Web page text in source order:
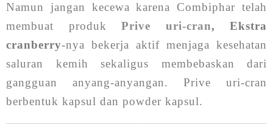
Namun jangan kecewa karena Combiphar telah
membuat produk Prive uri-cran,
Ekstra
cranberry-nya bekerja aktif menjaga kesehatan
saluran kemih sekaligus membebaskan dari
gangguan anyang-anyangan. Prive uri-cran
berbentuk kapsul dan powder kapsul.